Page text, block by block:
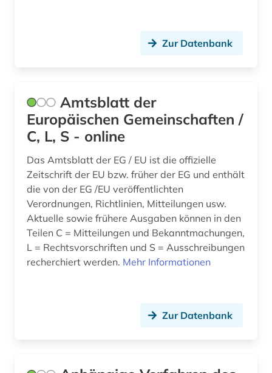
europäische union (36)
europäischer gerichtshof für menschenrechte
(2)
europäisches gericht (1)
europäisches parlament (2)
europäisches schrifttum (3)
(1)
evangelisch-lutherische landeskirche
evangelisch-reformierte kirche (1)
Zur Datenbank
Amtsblatt der
Europäischen Gemeinschaften /
C, L, S - online
Das Amtsblatt der EG / EU ist die offizielle
Zeitschrift der EU bzw. früher der EG und enthält
die von der EG /EU veröffentlichten
Verordnungen, Richtlinien, Mitteilungen usw.
Aktuelle sowie frühere Ausgaben können in den
Teilen C = Mitteilungen und Bekanntmachungen,
L = Rechtsvorschriften und S = Ausschreibungen
recherchiert werden. Mehr Informationen
Zur Datenbank